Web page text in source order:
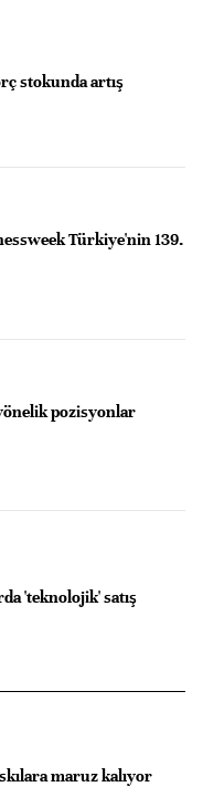
stokunda artış
Türkiye'nin 139.
pozisyonlar
'teknolojik' satış
maruz kalıyor